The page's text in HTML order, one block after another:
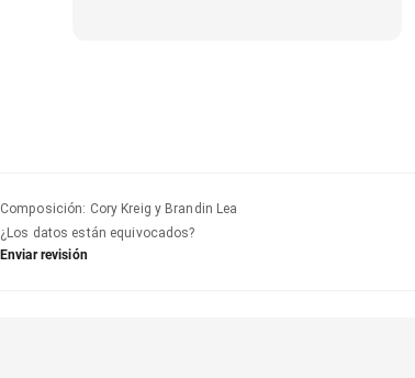
Composición: Cory Kreig y Brandin Lea
¿Los datos están equivocados?
Enviar revisión